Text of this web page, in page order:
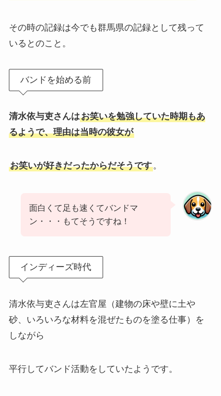
その時の記録は今でも群馬県の記録として残って
いるとのこと。
バンドを始める前
清水依与吏さんはお笑いを勉強していた時期もあ
るようで、理由は当時の彼女が
お笑いが好きだったからだそうです。
面白くて足も速くてバンドマ
ン・・・もてそうですね！
インディーズ時代
清水依与吏さんは左官屋（建物の床や壁に土や
砂、いろいろな材料を混ぜたものを塗る仕事）を
しながら
平行してバンド活動をしていたようです。